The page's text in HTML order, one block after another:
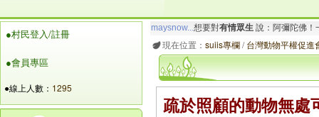
●村民登入/註冊
●會員專區
●線上人數： 1295
maysnow...想要對有情眾生說：阿彌陀佛！
玲瓏虹想要對有情眾生說：南無大願地藏王
現在位置： suiis專欄/台灣動物平權促進
疏於照顧的動物無處